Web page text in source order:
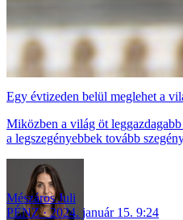
Egy évtizeden belül meglehet a
Miközben a világ öt
a legszegényebbek tovább
Mészáros Juli
PÉNZ
2024. január 15. 9:24